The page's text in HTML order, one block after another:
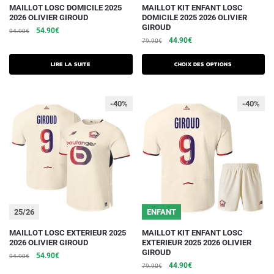
MAILLOT LOSC DOMICILE 2025
2026 OLIVIER GIROUD
94.90€
Le
initial
était :
94.90€.
54.90€Le
actuel
est :
54.90€.
Lire la suite
MAILLOT KIT ENFANT LOSC
DOMICILE 2025 2026 OLIVIER
GIROUD
79.90€
Le
initial
était :
44.90€Le
actuel
est :
Choix des options
Ce
produit
a
plusieurs
variations.
peuvent
être
sur
produit
25/26
-40%
MAILLOT LOSC EXTERIEUR 2025
2026 OLIVIER GIROUD
94.90€
Le
54.90€Le
Ce
produit
a
ENFANT
-40%
MAILLOT KIT ENFANT LOSC
EXTERIEUR 2025 2026 OLIVIER
GIROUD
79.90€
Le
44.90€Le
Ce
produit
a